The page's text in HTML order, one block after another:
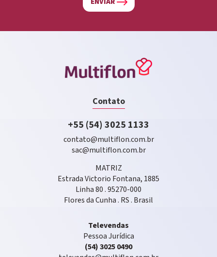
Contato
+55 (54) 3025 1133
contato@multiflon.com.br
sac@multiflon.com.br
MATRIZ
Estrada Victorio Fontana, 1885
Linha 80 . 95270-000
Flores da Cunha . RS . Brasil
Televendas
Pessoa Jurídica
(54) 3025 0490